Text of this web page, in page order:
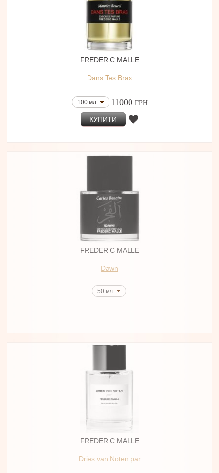
FREDERIC MALLE
Dans Tes Bras
100 мл 11000 ГРН
КУПИТИ
FREDERIC MALLE
Dawn
50 мл
FREDERIC MALLE
Dries van Noten par